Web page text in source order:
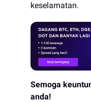
keselamatan.
Semoga
anda!